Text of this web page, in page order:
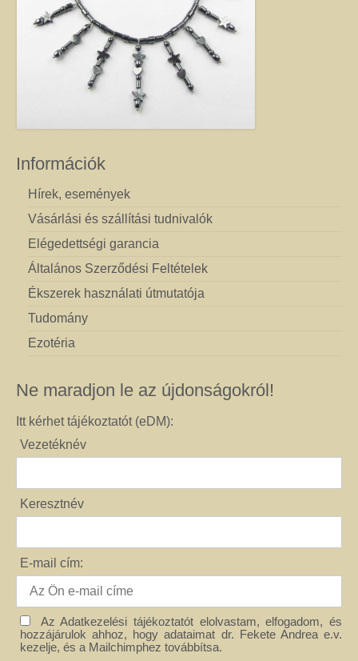
Információk
Hírek, események
Vásárlási és szállítási tudnivalók
Elégedettségi garancia
Általános Szerződési Feltételek
Ékszerek használati útmutatója
Tudomány
Ezotéria
Ne maradjon le az újdonságokról!
Itt kérhet tájékoztatót (eDM):
Vezetéknév
Keresztnév
E-mail cím:
Az Adatkezelési tájékoztatót elolvastam, elfogadom, és
hozzájárulok ahhoz, hogy adataimat dr. Fekete Andrea e.v.
kezelje, és a Mailchimphez továbbítsa.